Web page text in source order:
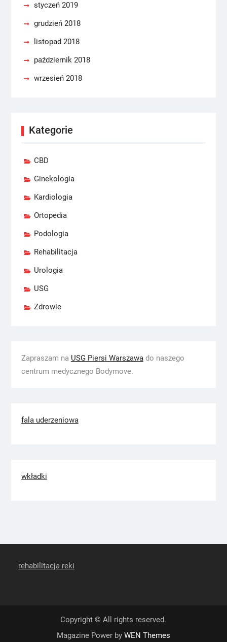
styczeń 2019
grudzień 2018
listopad 2018
październik 2018
wrzesień 2018
Kategorie
CBD
Ginekologia
Kardiologia
Ortopedia
Podologia
Rehabilitacja
Urologia
USG
Zdrowie
Zapraszam na USG Piersi Warszawado naszego
centrum medycznego Bodymove.
fala uderzeniowa
wkładki
rehabilitacja reki
Copyright © All rights reserved.
Magazine Power by WEN Themes